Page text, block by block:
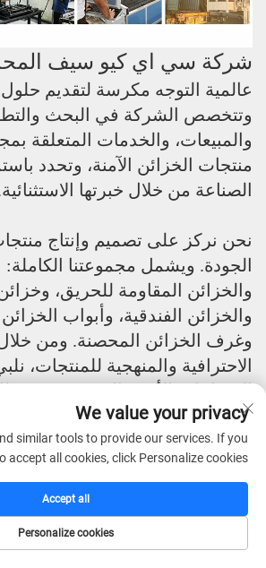
شركة سي اي كيو سيف
عالمية التوجه مكرسة لتقديم حلول
وتتخصص الشركة في البحث
والمبيعات، والخدمات المتعلقة
منتجات الخزائن الآمنة، وتحدد
الصناعة من خلال خبرتها
نحن نركز على تصميم وإنتاج
الجودة. ويشمل مجموعتنا الكاملة:
والخزائن المقاومة للحريق،
والخزائن الفندقية، وأبواب
وغرف الخزائن المحصنة. ومن
الاحترافية والمنهجية للمنتجات،
والشركات والمؤسسات المالية.
تقود الشركة فريق إداري من
برؤية دولية ومؤهلات احترافية.
التقنيات المتقدمة والمنهجيات
أنشأنا نظام تشغيل حديث وفعال
فلسفتنا الإدارية الأساسية –
We value your privacy
similar tools to provide our services. If you
accept all cookies, click Personalize cookies.
Personalize cookies
Accept all